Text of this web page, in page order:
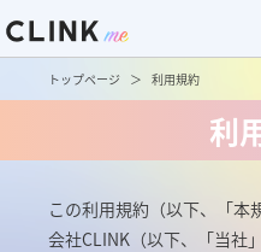
トップページ 利用規約
利
この利用規約（以下、「本
会社CLINK（以下、「当社